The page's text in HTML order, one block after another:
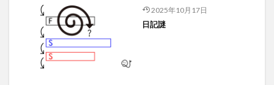
2025年10月17日
日記謎